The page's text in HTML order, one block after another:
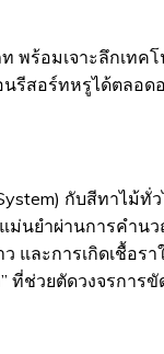
อมเจาะลึกเทค
รีสอร์ทหรูได้ตลอด
กับสีทาไม้
ม่นยำผ่านการคำน
และการเกิดเชื้อ
ช่วยตัดวงจรการขั